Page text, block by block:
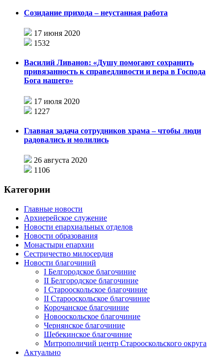
Созидание прихода – неустанная работа
17 июня 2020
1532
Василий Ливанов: «Душу помогают сохранить
привязанность к справедливости и вера в Господа
Бога нашего»
17 июля 2020
1227
Главная задача сотрудников храма – чтобы люди
радовались и молились
26 августа 2020
1106
Категории
Главные новости
Архиерейское служение
Новости епархиальных отделов
Новости образования
Монастыри епархии
Сестричество милосердия
Новости благочиний
I Белгородское благочиние
II Белгородское благочиние
I Старооскольское благочиние
II Старооскольское благочиние
Корочанское благочиние
Новооскольское благочиние
Чернянское благочиние
Шебекинское благочиние
Митрополичий центр Старооскольского округа
Актуально